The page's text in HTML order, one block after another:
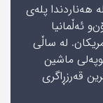
ھەناردندا پلەی
ئەڵمانیا
لە ساڵی
ماشین
قەرزڕاگری